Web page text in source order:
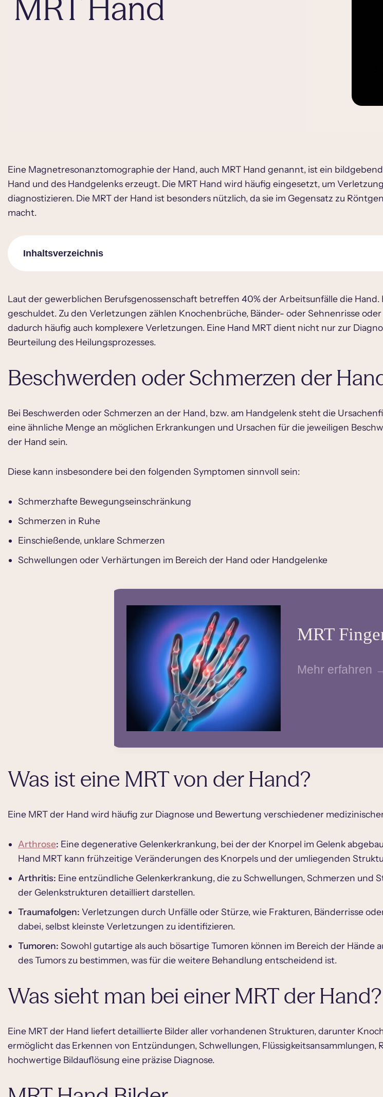
Eine Magnetresonanztomographie der Hand, auch MRT Hand genannt, ist ein
Hand und des Handgelenks erzeugt. Die MRT Hand wird häufig eingesetzt, um
diagnostizieren. Die MRT der Hand ist besonders nützlich, da sie im Gegensatz zu
macht.
Inhaltsverzeichnis
Beschwerden oder Schmerzen der Hand
Was ist eine MRT von der Hand?
Was sieht man bei einer MRT der Hand?
MRT Hand – wie läuft das ab?
MRT Hand Dauer
Hand MRT Kosten
Laut der gewerblichen Berufsgenossenschaft betreffen 40% der Arbeitsunfälle die
geschuldet. Zu den Verletzungen zählen Knochenbrüche, Bänder- oder Sehnenrisse
dadurch häufig auch komplexere Verletzungen. Eine Hand MRT dient nicht nur zur
Beurteilung des Heilungsprozesses.
Beschwerden oder Schmerzen der
Bei Beschwerden oder Schmerzen an der Hand, bzw. am Handgelenk steht die
eine ähnliche Menge an möglichen Erkrankungen und Ursachen für die jeweiligen
der Hand sein.
Diese kann insbesondere bei den folgenden Symptomen sinnvoll sein:
Schmerzhafte Bewegungseinschränkung
Schmerzen in Ruhe
Einschießende, unklare Schmerzen
Schwellungen oder Verhärtungen im Bereich der Hand oder Handgelenke
MRT
Mehr erfahren
Was ist eine MRT von der Hand?
Eine MRT der Hand wird häufig zur Diagnose und Bewertung verschiedener
Arthrose: Eine degenerative Gelenkerkrankung, bei der der Knorpel im Gelenk
Hand MRT kann frühzeitige Veränderungen des Knorpels und der umliegenden
Arthritis: Eine entzündliche Gelenkerkrankung, die zu Schwellungen, Schmerzen
der Gelenkstrukturen detailliert darstellen.
Traumafolgen: Verletzungen durch Unfälle oder Stürze, wie Frakturen, Bänderrisse
dabei, selbst kleinste Verletzungen zu identifizieren.
Tumoren: Sowohl gutartige als auch bösartige Tumoren können im Bereich der
des Tumors zu bestimmen, was für die weitere Behandlung entscheidend ist.
Was sieht man bei einer MRT der Hand?
Eine MRT der Hand liefert detaillierte Bilder aller vorhandenen Strukturen, darunter
ermöglicht das Erkennen von Entzündungen, Schwellungen,
hochwertige Bildauflösung eine präzise Diagnose.